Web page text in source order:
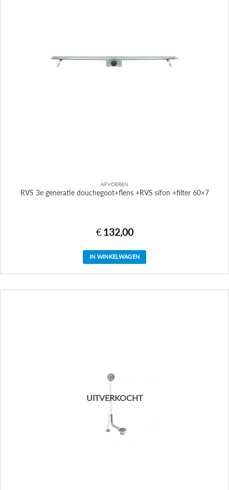
AFVOEREN
RVS 3e generatie douchegoot+flens +RVS sifon +filter 60×7
€ 132,00
IN WINKELWAGEN
UITVERKOCHT